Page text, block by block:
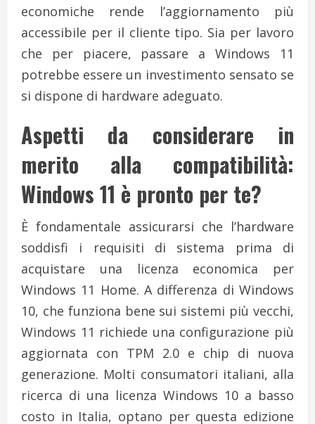
economiche rende l’aggiornamento più
accessibile per il cliente tipo. Sia per lavoro
che per piacere, passare a Windows 11
potrebbe essere un investimento sensato se
si dispone di hardware adeguato.
Aspetti da considerare in
merito alla compatibilità:
Windows 11 è pronto per te?
È fondamentale assicurarsi che l’hardware
soddisfi i requisiti di sistema prima di
acquistare una licenza economica per
Windows 11 Home. A differenza di Windows
10, che funziona bene sui sistemi più vecchi,
Windows 11 richiede una configurazione più
aggiornata con TPM 2.0 e chip di nuova
generazione. Molti consumatori italiani, alla
ricerca di una licenza Windows 10 a basso
costo in Italia, optano per questa edizione